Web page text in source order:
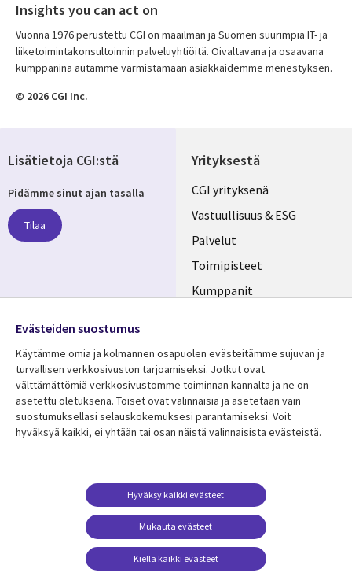
Insights you can act on
Vuonna 1976 perustettu CGI on maailman ja Suomen suurimpia IT- ja
liiketoimintakonsultoinnin palveluyhtiöitä. Oivaltavana ja osaavana
kumppanina autamme varmistamaan asiakkaidemme menestyksen.
© 2026 CGI Inc.
Yrityksestä
Useful
links
FINLAND
CGI yrityksenä
Vastuullisuus & ESG
Palvelut
Toimipisteet
Kumppanit
Resurssikeskus
Library
FINLAND
Asiakastarinat
Lisätietoa
Legal
Tietosuoja
Käyttöehdot
Yhteystiedot
Evästeasetuksesi
Lisätietoja CGI:stä
Pidämme sinut ajan tasalla
Tilaa
Media
FINLAND
Evästeiden suostumus
Käytämme omia ja kolmannen osapuolen evästeitämme sujuvan ja
turvallisen verkkosivuston tarjoamiseksi. Jotkut ovat
välttämättömiä verkkosivustomme toiminnan kannalta ja ne on
asetettu oletuksena. Toiset ovat valinnaisia ​​ja asetetaan vain
suostumuksellasi selauskokemuksesi parantamiseksi. Voit
hyväksyä kaikki, ei yhtään tai osan näistä valinnaisista evästeistä.
Mukauta evästeet
Hyväksy kaikki evästeet
Kiellä kaikki evästeet